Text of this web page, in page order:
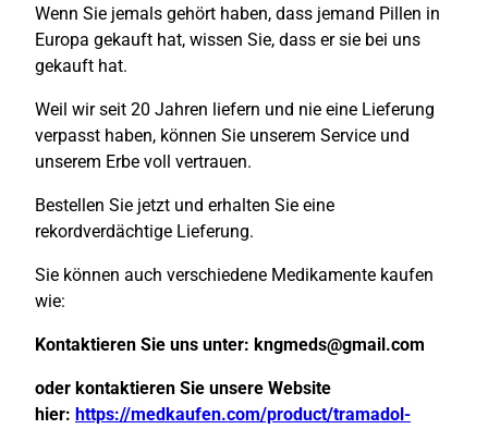
Wenn Sie jemals gehört haben, dass jemand Pillen in
Europa gekauft hat, wissen Sie, dass er sie bei uns
gekauft hat.
Weil wir seit 20 Jahren liefern und nie eine Lieferung
verpasst haben, können Sie unserem Service und
unserem Erbe voll vertrauen.
Bestellen Sie jetzt und erhalten Sie eine
rekordverdächtige Lieferung.
Sie können auch verschiedene Medikamente kaufen
wie:
Kontaktieren Sie uns unter: kngmeds@gmail.com
oder kontaktieren Sie unsere Website
hier: https://medkaufen.com/product/tramadol-